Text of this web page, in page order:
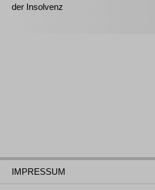
der Insolvenz
IMPRESSUM